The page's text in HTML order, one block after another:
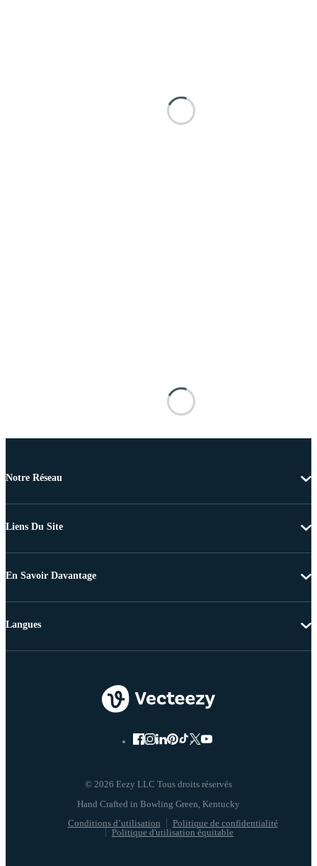
Notre Réseau
Liens Du Site
En Savoir Davantage
© 2026 Eezy LLC Tous droits réservés
Conditions d’utilisation
Politique de confidentialité
Politique d'utilisation équitable
Langues